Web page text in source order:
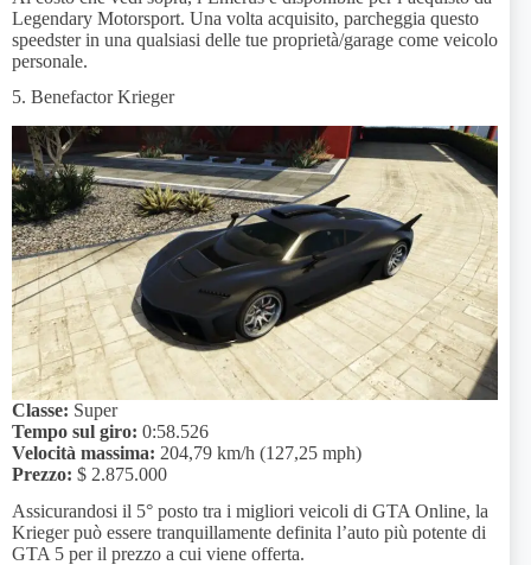
Legendary Motorsport. Una volta acquisito, parcheggia questo
speedster in una qualsiasi delle tue proprietà/garage come veicolo
personale.
5. Benefactor Krieger
Classe: Super
Tempo sul giro: 0:58.526
Velocità massima: 204,79 km/h (127,25 mph)
Prezzo: $ 2.875.000
Assicurandosi il 5° posto tra i migliori veicoli di GTA Online, la
Krieger può essere tranquillamente definita l’auto più potente di
GTA 5 per il prezzo a cui viene offerta.